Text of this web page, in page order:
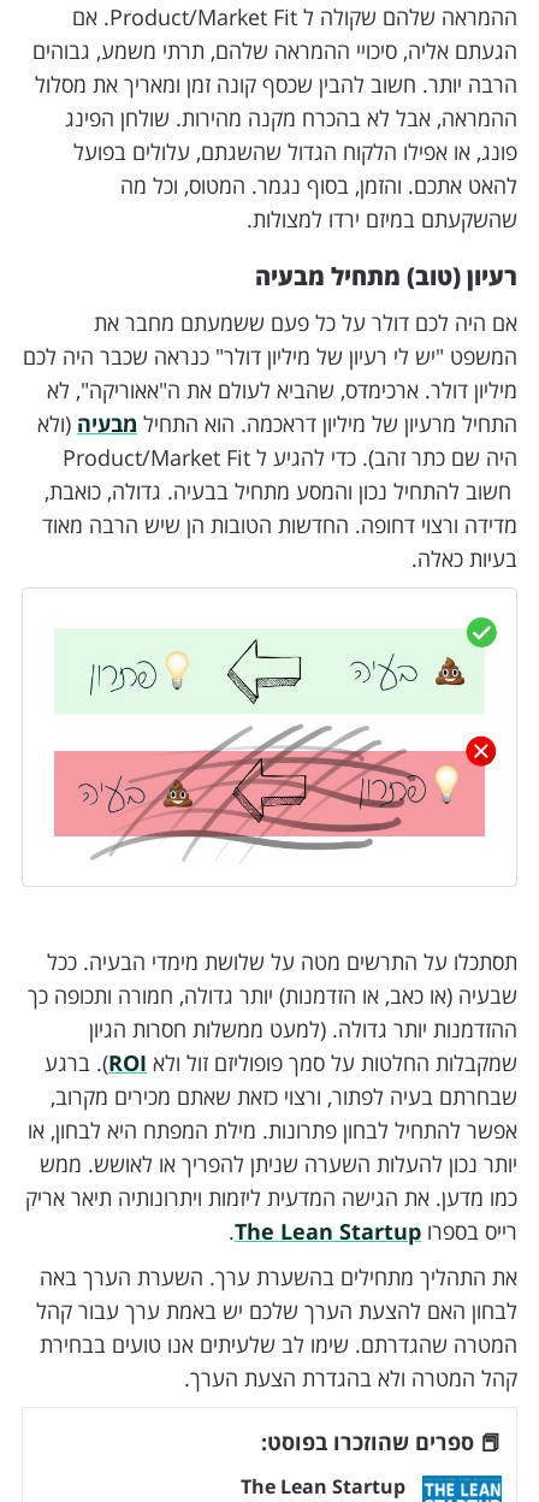
ההמראה שלהם שקולה ל Product/Market Fit. אם
הגעתם אליה, סיכויי ההמראה שלהם, תרתי משמע, גבוהים
הרבה יותר. חשוב להבין שכסף קונה זמן ומאריך את מסלול
ההמראה, אבל לא בהכרח מקנה מהירות. שולחן הפינג
פונג, או אפילו הלקוח הגדול שהשגתם, עלולים בפועל
להאט אתכם. והזמן, בסוף נגמר. המטוס, וכל מה
שהשקעתם במיזם ירדו למצולות.
רעיון (טוב) מתחיל מבעיה
אם היה לכם דולר על כל פעם ששמעתם מחבר את
המשפט "יש לי רעיון של מיליון דולר" כנראה שכבר היה לכם
מיליון דולר. ארכימדס, שהביא לעולם את ה"אאוריקה", לא
התחיל מרעיון של מיליון דראכמה. הוא התחיל מבעיה (ולא
היה שם כתר זהב). כדי להגיע ל Product/Market Fit
חשוב להתחיל נכון והמסע מתחיל בבעיה. גדולה, כואבת,
מדידה ורצוי דחופה. החדשות הטובות הן שיש הרבה מאוד
בעיות כאלה.
תסתכלו על התרשים מטה על שלושת מימדי הבעיה. ככל
שבעיה (או כאב, או הזדמנות) יותר גדולה, חמורה ותכופה כך
ההזדמנות יותר גדולה. (למעט ממשלות חסרות הגיון
שמקבלות החלטות על סמך פופוליזם זול ולא ROI). ברגע
שבחרתם בעיה לפתור, ורצוי כזאת שאתם מכירים מקרוב,
אפשר להתחיל לבחון פתרונות. מילת המפתח היא לבחון, או
יותר נכון להעלות השערה שניתן להפריך או לאושש. ממש
כמו מדען. את הגישה המדעית ליזמות ויתרונותיה תיאר אריק
רייס בספרו The Lean Startup
.
את התהליך מתחילים בהשערת ערך. השערת הערך באה
לבחון האם להצעת הערך שלכם יש באמת ערך עבור קהל
המטרה שהגדרתם. שימו לב שלעיתים אנו טועים בבחירת
קהל המטרה ולא בהגדרת הצעת הערך.
📕 ספרים שהוזכרו בפוסט:
The Lean Startup